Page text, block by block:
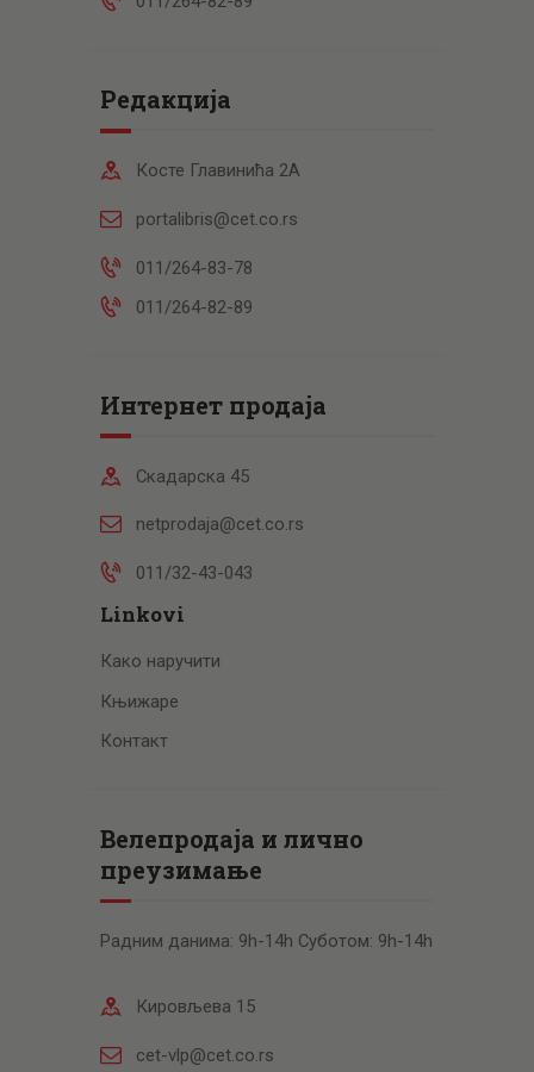
Редакција
Косте Главинића 2А
portalibris@cet.co.rs
011/264-83-78
011/264-82-89
Интернет продаја
Скадарска 45
netprodaja@cet.co.rs
011/32-43-043
Linkovi
Како наручити
Књижаре
Контакт
Велепродаја и лично
преузимање
Радним данима: 9h-14h Суботом: 9h-14h
Кировљева 15
cet-vlp@cet.co.rs